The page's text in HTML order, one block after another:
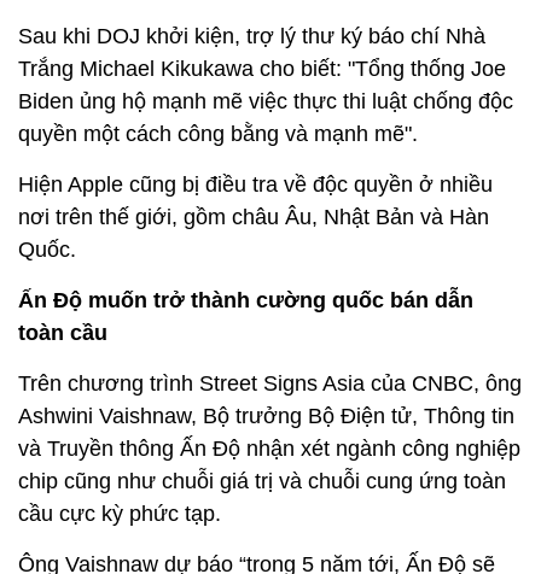
Sau khi DOJ khởi kiện, trợ lý thư ký báo chí Nhà
Trắng Michael Kikukawa cho biết: "Tổng thống Joe
Biden ủng hộ mạnh mẽ việc thực thi luật chống độc
quyền một cách công bằng và mạnh mẽ".
Hiện Apple cũng bị điều tra về độc quyền ở nhiều
nơi trên thế giới, gồm châu Âu, Nhật Bản và Hàn
Quốc.
Ấn Độ muốn trở thành cường quốc bán dẫn
toàn cầu
Trên chương trình Street Signs Asia của CNBC, ông
Ashwini Vaishnaw, Bộ trưởng Bộ Điện tử, Thông tin
và Truyền thông Ấn Độ nhận xét ngành công nghiệp
chip cũng như chuỗi giá trị và chuỗi cung ứng toàn
cầu cực kỳ phức tạp.
Ông Vaishnaw dự báo “trong 5 năm tới, Ấn Độ sẽ